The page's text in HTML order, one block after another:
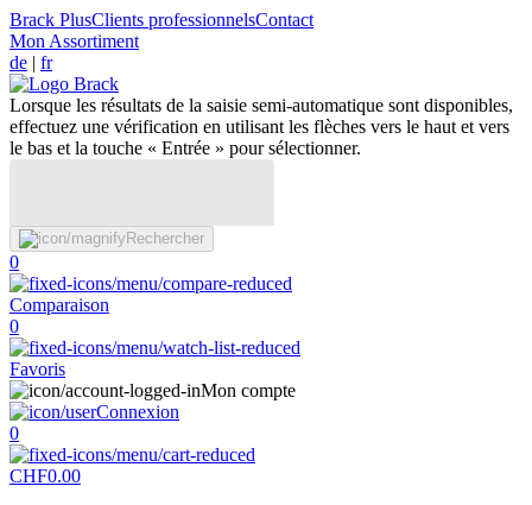
Brack PlusClients professionnelsContact
Mon Assortiment
de | fr
Lorsque les résultats de la saisie semi-automatique sont disponibles,
effectuez une vérification en utilisant les flèches vers le haut et vers
le bas et la touche « Entrée » pour sélectionner.
Rechercher
0
Comparaison
0
Favoris
Mon compte
Connexion
0
CHF0.00